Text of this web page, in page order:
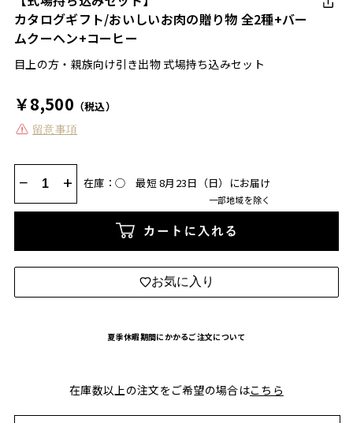
カタログギフト/おいしいお肉の贈り物 全2種+バー
ムクーヘン+コーヒー
目上の方・親族向け引き出物 式場持ち込みセット
￥8,500 （税込）
留意事項
− + 在庫：◯ 最短 8月23日（日）にお届け
一部地域を除く
カートに入れる
お気に入り
夏季休暇期間にかかるご注文について
在庫数以上の注文をご希望の場合はこちら